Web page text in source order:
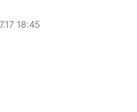
18:45